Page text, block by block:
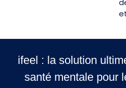
ifeel : la solution
santé mentale pour